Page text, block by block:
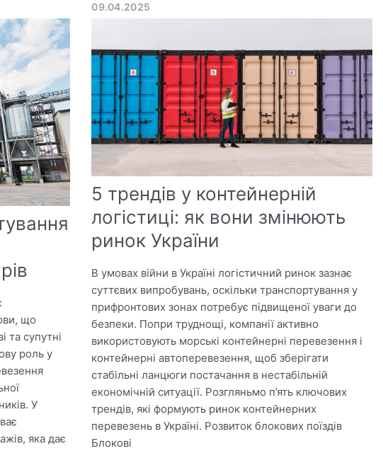
що
та супутні
роль у
У
яка дає
09.04.2025
5 трендів у контейнерній
логістиці: як вони змінюють
ринок України
В умовах війни в Україні логістичний ринок зазнає
суттєвих випробувань, оскільки транспортування у
прифронтових зонах потребує підвищеної уваги до
безпеки. Попри труднощі, компанії активно
використовують морські контейнерні перевезення і
контейнерні автоперевезення, щоб зберігати
стабільні ланцюги постачання в нестабільній
економічній ситуації. Розгляньмо п’ять ключових
трендів, які формують ринок контейнерних
перевезень в Україні. Розвиток блокових поїздів
Блокові